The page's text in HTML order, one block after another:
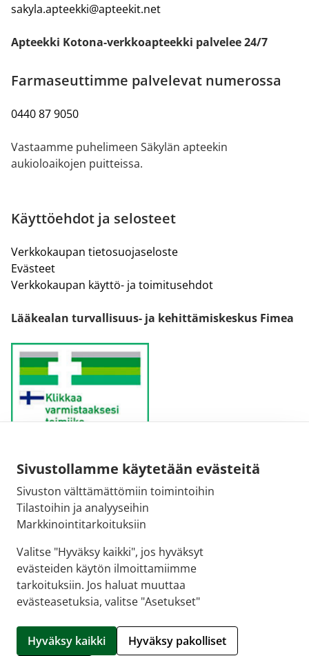
Sivustollamme käytetään evästeitä
Sivuston välttämättömiin toimintoihin
Tilastoihin ja analyyseihin
Markkinointitarkoituksiin
Valitse "Hyväksy kaikki", jos hyväksyt
evästeiden käytön ilmoittamiimme
tarkoituksiin. Jos haluat muuttaa
evästeasetuksia, valitse "Asetukset"
Hyväksy kaikki Hyväksy pakolliset
sakyla.apteekki@apteekit.net
Apteekki Kotona-verkkoapteekki palvelee 24/7
Farmaseuttimme palvelevat numerossa
0440 87 9050
Vastaamme puhelimeen Säkylän apteekin
aukioloaikojen puitteissa.
Käyttöehdot ja selosteet
Verkkokaupan tietosuojaseloste
Evästeet
Verkkokaupan käyttö- ja toimitusehdot
Lääkealan turvallisuus- ja kehittämiskeskus Fimea
Sähköpostiosoite:
kirjaamo@fimea.fi
029 522 3341